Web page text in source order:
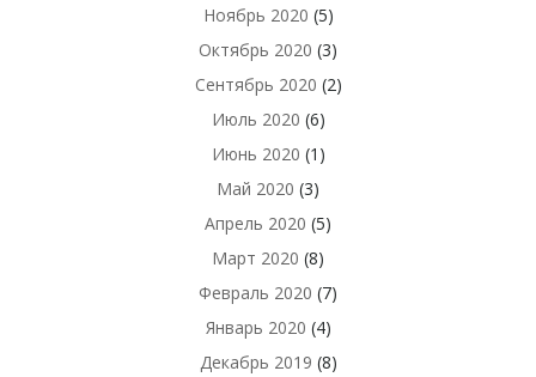
Ноябрь 2020 (5)
Октябрь 2020 (3)
Сентябрь 2020 (2)
Июль 2020 (6)
Июнь 2020 (1)
Май 2020 (3)
Апрель 2020 (5)
Март 2020 (8)
Февраль 2020 (7)
Январь 2020 (4)
Декабрь 2019 (8)